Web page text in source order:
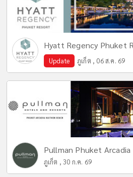
Hyatt Regency Phuket
Update ภูเก็ต , 06 ส.ค. 69
Pullman Phuket
ภูเก็ต , 30 ก.ค. 69